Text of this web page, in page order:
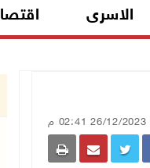
الاسرى